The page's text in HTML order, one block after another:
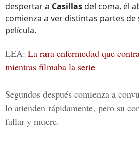
despertar a Casillasdel coma, él
comienza a ver distintas partes de
película.
LEA: La rara enfermedad que
mientras filmaba la serie
Segundos después comienza a
lo atienden rápidamente, pero su
fallar y muere.